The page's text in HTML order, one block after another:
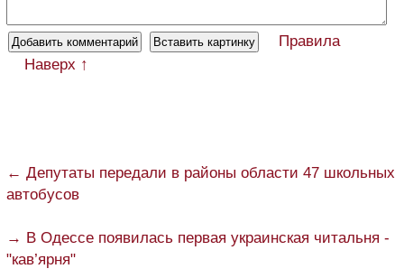
Правила
Наверх ↑
← Депутаты передали в районы области 47 школьных
автобусов
→ В Одессе появилась первая украинская читальня -
"кав’ярня"